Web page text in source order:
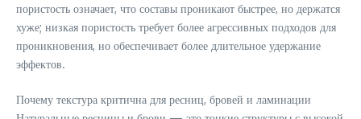
пористость означает, что составы проникают быстрее, но держатся
хуже; низкая пористость требует более агрессивных подходов для
проникновения, но обеспечивает более длительное удержание
эффектов.
Почему текстура критична для ресниц, бровей и ламинации